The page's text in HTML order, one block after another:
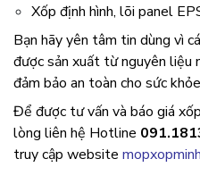
Xốp định hình, lõi panel
Bạn hãy yên tâm tin dùng vì
được sản xuất từ nguyên liệu
đảm bảo an toàn cho sức
Để được tư vấn và báo giá
lòng liên hệ Hotline
truy cập website